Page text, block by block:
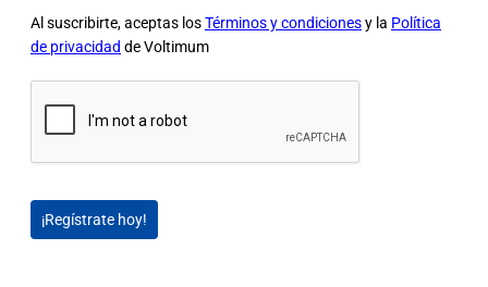
Al suscribirte, aceptas losTérminos y condicionesy la Política
de privacidad de Voltimum
¡Regístrate hoy!